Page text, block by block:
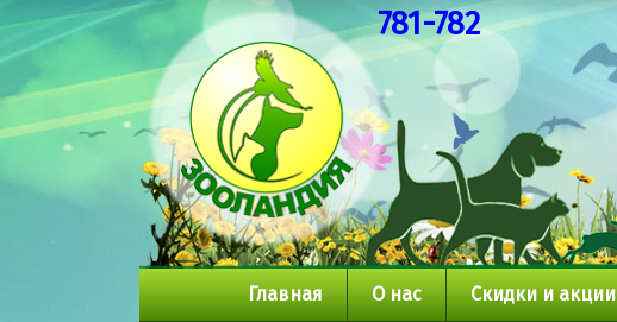
781-782
Главная О нас Скидки и акции